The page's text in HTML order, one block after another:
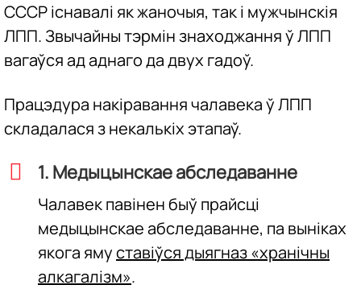
СССР існавалі як жаночыя, так і мужчынскія
ЛПП. Звычайны тэрмін знаходжання ў ЛПП
вагаўся ад аднаго да двух гадоў.
Працэдура накіравання чалавека ў ЛПП
складалася з некалькіх этапаў.
1. Медыцынскае абследаванне
Чалавек павінен быў прайсці
медыцынскае абследаванне, па выніках
якога ямуставіўся дыягназ «хранічны
алкагалізм».